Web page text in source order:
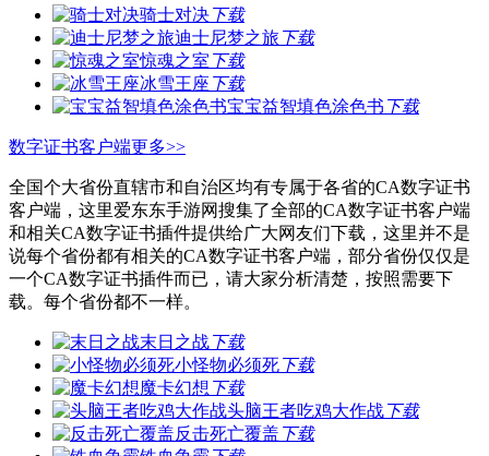
骑士对决下载
迪士尼梦之旅 下载
惊魂之室 下载
冰雪王座 下载
宝宝益智填色涂色书 下载
数字证书客户端更多>>
全国个大省份直辖市和自治区均有专属于各省的CA数字证书
客户端，这里爱东东手游网搜集了全部的CA数字证书客户端
和相关CA数字证书插件提供给广大网友们下载，这里并不是
说每个省份都有相关的CA数字证书客户端，部分省份仅仅是
一个CA数字证书插件而已，请大家分析清楚，按照需要下
载。每个省份都不一样。
末日之战下载
小怪物必须死下载
魔卡幻想 下载
头脑王者吃鸡大作战下载
反击死亡覆盖 下载